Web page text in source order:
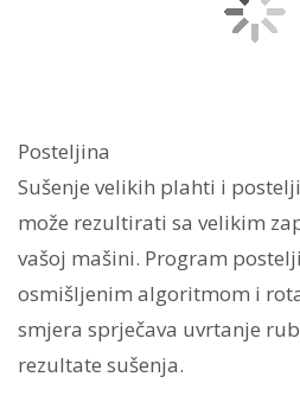
Posteljina
Sušenje velikih plahti i
može rezultirati sa velikim
vašoj mašini. Program
osmišljenim algoritmom i
smjera sprječava uvrtanje
rezultate sušenja.